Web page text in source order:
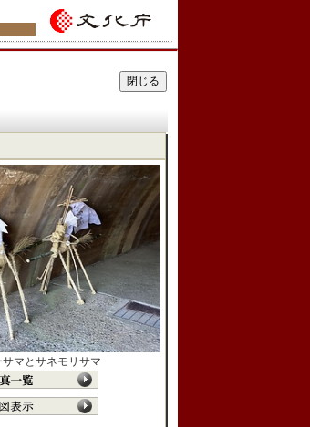
財
サマとサネモリサマ